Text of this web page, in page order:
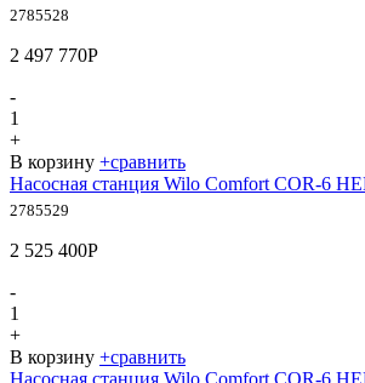
2785528
2 497 770Р
-
1
+
В корзину +сравнить
Насосная станция Wilo Comfort COR-6
2785529
2 525 400Р
-
1
+
В корзину +сравнить
Насосная станция Wilo Comfort COR-6